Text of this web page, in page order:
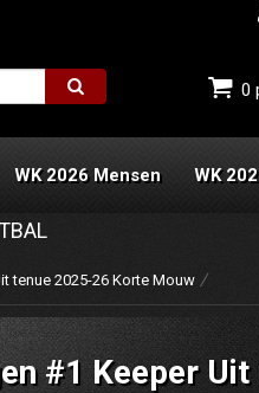
0
WK 2026 Mensen WK
tenue 2025-26 Korte Mouw
#1 Keeper